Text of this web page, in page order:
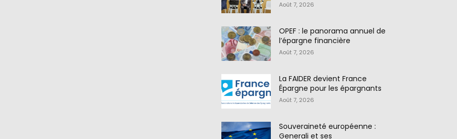
Août 7, 2026
OPEF : le panorama annuel de
l’épargne financière
Août 7, 2026
La FAIDER devient France
Épargne pour les épargnants
Août 7, 2026
Souveraineté européenne :
Generali et ses